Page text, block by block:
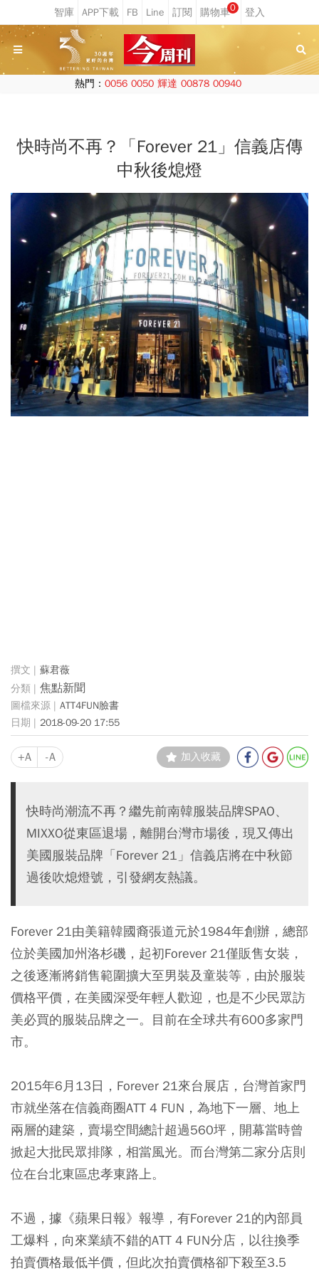
0
熱門： 0056 0050 輝達 00878 00940
快時尚不再？「Forever 21」信義店傳
中秋後熄燈
蘇君薇
焦點新聞
ATT4FUN臉書
2018-09-20 17:55
+A -A 加入收藏
快時尚潮流不再？繼先前南韓服裝品牌SPAO、
MIXXO從東區退場，離開台灣市場後，現又傳出
美國服裝品牌「Forever 21」信義店將在中秋節
過後吹熄燈號，引發網友熱議。
Forever 21由美籍韓國裔張道元於1984年創辦，總部
位於美國加州洛杉磯，起初Forever 21僅販售女裝，
之後逐漸將銷售範圍擴大至男裝及童裝等，由於服裝
價格平價，在美國深受年輕人歡迎，也是不少民眾訪
美必買的服裝品牌之一。目前在全球共有600多家門
市。
2015年6月13日，Forever 21來台展店，台灣首家門
市就坐落在信義商圈ATT 4 FUN，為地下一層、地上
兩層的建築，賣場空間總計超過560坪，開幕當時曾
掀起大批民眾排隊，相當風光。而台灣第二家分店則
位在台北東區忠孝東路上。
不過，據《蘋果日報》報導，有Forever 21的內部員
工爆料，向來業績不錯的ATT 4 FUN分店，以往換季
拍賣價格最低半價，但此次拍賣價格卻下殺至3.5